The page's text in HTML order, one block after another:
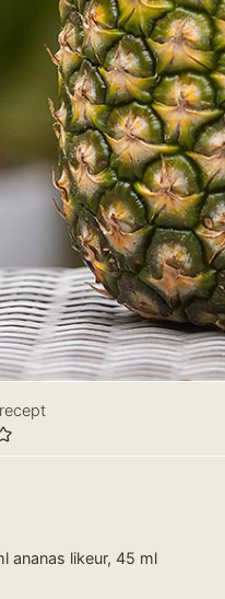
ananas likeur, 45 ml